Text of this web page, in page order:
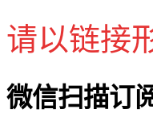
请以链接
微信扫描订